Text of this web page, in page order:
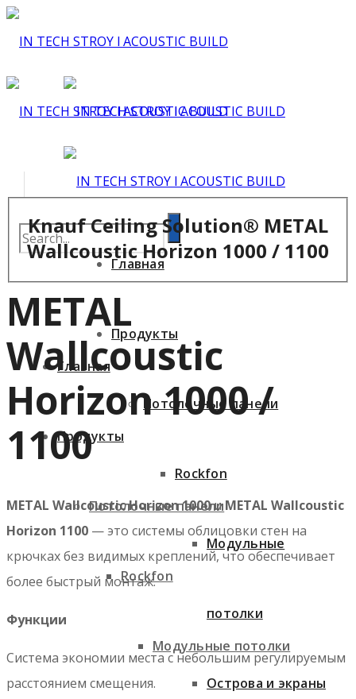
Главная
Продукты
Потолочные панели
Rockfon
Модульные потолки
Главная
Продукты
Потолочные панели
Rockfon
Модульные
потолки
Острова и экраны
Knauf Ceiling Solution® METAL
Wallcoustic Horizon 1000 / 1100
METAL
Wallcoustic
Horizon 1000 /
1100
METAL Wallcoustic Horizon 1000иMETAL Wallcoustic
Horizon 1100 — это системы облицовки стен на
крючках без видимых креплений, что обеспечивает
более быстрый монтаж.
Функции
Система экономии места с небольшим регулируемым
расстоянием смещения.